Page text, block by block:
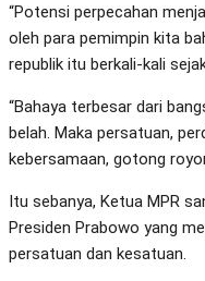
“Potensi perpecahan
oleh para pemimpin kita
republik itu berkali-kali
“Bahaya terbesar dari
belah. Maka persatuan,
kebersamaan, gotong
Itu sebanya, Ketua MPR
Presiden Prabowo yang
persatuan dan kesatuan.